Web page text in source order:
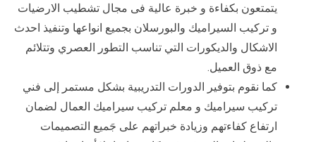
يتمتعون بكفاءة و خبرة عالية فى مجال تشطيب الارضيات
و تركيب السيراميك والبورسلان بجميع انواعها وتنفيذ احدث
الاشكال والديكورات التي تناسب التطور العصري وتتلائم
مع ذوق العميل.
كما نقوم بتوفير الدورات التدريبية بشكل مستمر إلى فني
تركيب سيراميك و معلم تركيب سيراميك العمال لضمان
ارتفاع كفاءتهم وزيادة خبراتهم على جَميع التصميمات